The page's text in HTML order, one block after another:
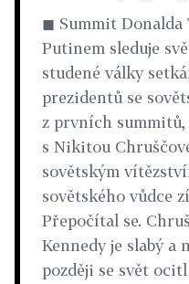
◼ Summit Donalda
Putinem sleduje
studené války
prezidentů se
z prvních summitů,
s Nikitou
sovětským
sovětského vůdce
Přepočítal se.
Kennedy je slabý a
později se svět